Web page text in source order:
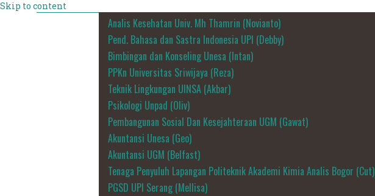
Skip to content
Analis Kesehatan Univ. Mh Thamrin (Novianto)
Pend. Bahasa dan Sastra Indonesia UPI (Debby)
Bimbingan dan Konseling Unesa (Intan)
PPKn Universitas Sriwijaya (Reza)
Teknik Lingkungan UINSA (Akbar)
Psikologi Unpad (Oliv)
Pembangunan Sosial Dan Kesejahteraan UGM (Gawat)
Akuntansi Unesa (Geo)
Akuntansi UGM (Belfast)
Tenaga Penyuluh Lapangan Politeknik Akademi Kimia Analis Bogor (Cut)
PGSD UPI Serang (Mellisa)